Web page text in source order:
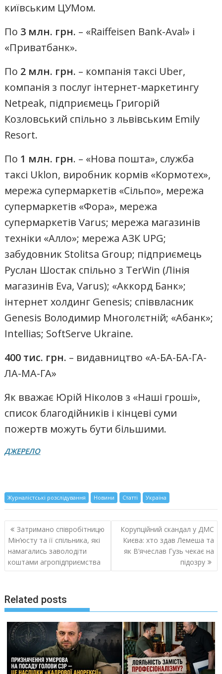
київським ЦУМом.
По 3 млн. грн. – «Raiffeisen Bank-Aval» і
«Приватбанк».
По 2 млн. грн. – компанія таксі Uber,
компанія з послуг інтернет-маркетингу
Netpeak, підприємець Григорій
Козловський спільно з львівським Emily
Resort.
По 1 млн. грн. – «Нова пошта», служба
таксі Uklon, виробник кормів «Кормотех»,
мережа супермаркетів «Сільпо», мережа
супермаркетів «Фора», мережа
супермаркетів Varus; мережа магазинів
техніки «Алло»; мережа АЗК UPG;
забудовник Stolitsa Group; підприємець
Руслан Шостак спільно з TerWin (Лінія
магазинів Eva, Varus); «Аккорд Банк»;
інтернет холдинг Genesis; співвласник
Genesis Володимир Многолєтній; «Абанк»;
Intellias; SoftServe Ukraine.
400 тис. грн. – видавництво «А-БА-БА-ГА-
ЛА-МА-ГА»
Як вважає Юрій Ніколов з «Наші гроші»,
список благодійників і кінцеві суми
пожертв можуть бути більшими.
ДЖЕРЕЛО
Журналістські розслідування Новини Статті Україна
Навигация
по
записям
Затримано співробітницю
Мін’юсту та її спільника, які
намагались заволодіти
коштами агропідприємства
Корупційний скандал у ДМС
Києва: хто здав Лемеша та
як В’ячеслав Гузь чекає на
підозру
Related posts